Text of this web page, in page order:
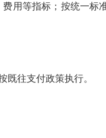
用等指标；按统一标
既往支付政策执行。